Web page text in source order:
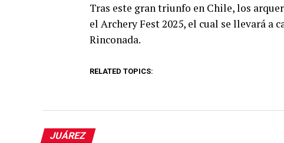
Tras este gran triunfo en Chile, los
el Archery Fest 2025, el cual se llevará a
Rinconada.
RELATED TOPICS:
JUÁREZ